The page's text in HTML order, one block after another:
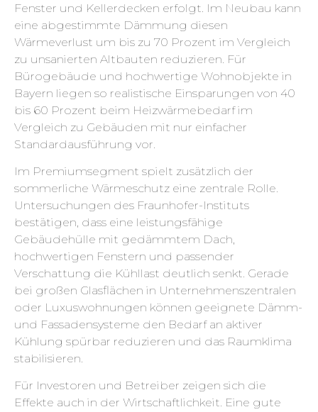
Fenster und Kellerdecken erfolgt. Im Neubau kann
eine abgestimmte Dämmung diesen
Wärmeverlust um bis zu 70 Prozent im Vergleich
zu unsanierten Altbauten reduzieren. Für
Bürogebäude und hochwertige Wohnobjekte in
Bayern liegen so realistische Einsparungen von 40
bis 60 Prozent beim Heizwärmebedarf im
Vergleich zu Gebäuden mit nur einfacher
Standardausführung vor.
Im Premiumsegment spielt zusätzlich der
sommerliche Wärmeschutz eine zentrale Rolle.
Untersuchungen des Fraunhofer-Instituts
bestätigen, dass eine leistungsfähige
Gebäudehülle mit gedämmtem Dach,
hochwertigen Fenstern und passender
Verschattung die Kühllast deutlich senkt. Gerade
bei großen Glasflächen in Unternehmenszentralen
oder Luxuswohnungen können geeignete Dämm-
und Fassadensysteme den Bedarf an aktiver
Kühlung spürbar reduzieren und das Raumklima
stabilisieren.
Für Investoren und Betreiber zeigen sich die
Effekte auch in der Wirtschaftlichkeit. Eine gute